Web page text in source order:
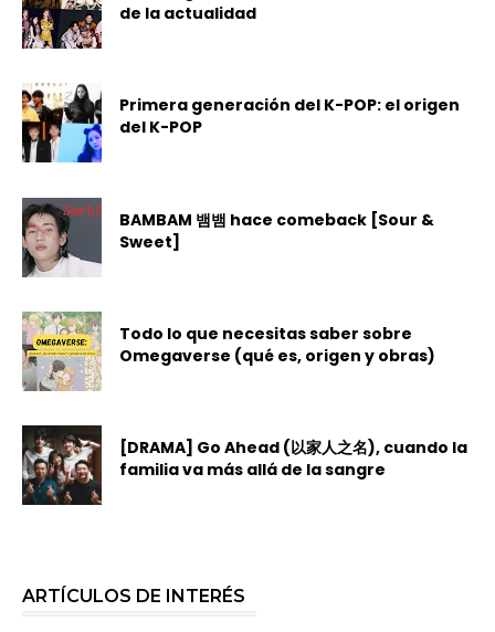
de la actualidad
Primera generación del K-POP: el origen
del K-POP
BAMBAM 뱀뱀 hace comeback [Sour &
Sweet]
Todo lo que necesitas saber sobre
Omegaverse (qué es, origen y obras)
[DRAMA] Go Ahead (以家人之名), cuando la
familia va más allá de la sangre
ARTÍCULOS DE INTERÉS